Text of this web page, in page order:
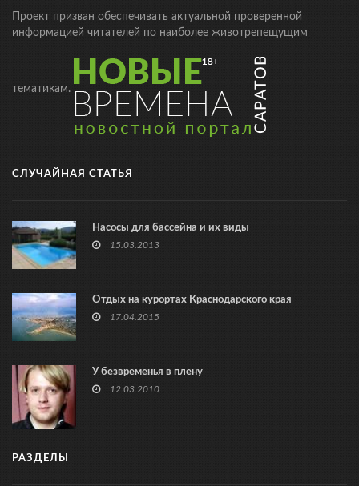
Проект призван обеспечивать актуальной проверенной
информацией читателей по наиболее животрепещущим
тематикам.
СЛУЧАЙНАЯ СТАТЬЯ
Насосы для бассейна и их виды
15.03.2013
Отдых на курортах Краснодарского края
17.04.2015
У безвременья в плену
12.03.2010
РАЗДЕЛЫ